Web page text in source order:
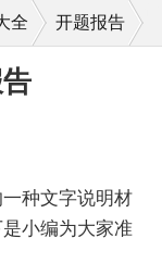
全 开题报告
种文字说明材
小编为大家准